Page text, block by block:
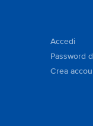
Accedi
Password
Crea